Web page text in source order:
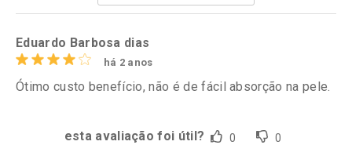
Por R$ 67,60/cada Por R$ 96,03/cada
Eduardo Barbosa dias
há 2 anos
Ótimo custo benefício, não é de fácil absorção na pele.
esta avaliação foi útil? 0 0